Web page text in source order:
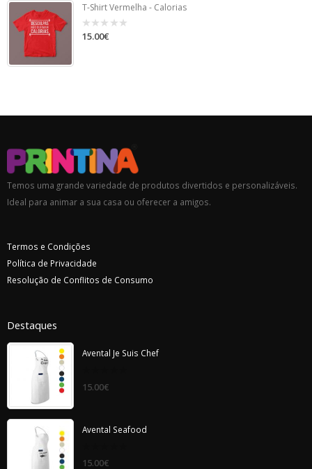
T-Shirt Vermelha - Calorias
0
15.00€
Temos uma grande variedade de produtos divertidos e personalizáveis.
Ideal para animar a sua casa ou oferecer a amigos.
Termos e Condições
Política de Privacidade
Resolução de Conflitos de Consumo
Destaques
Avental Je Suis Chef
out
15.00€
Avental Seafood
out
15.00€